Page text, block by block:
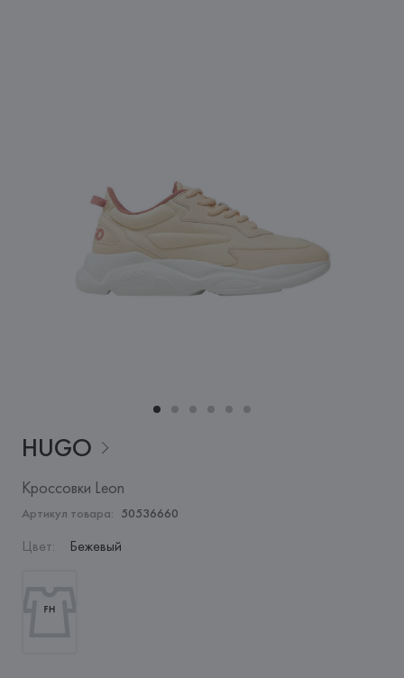
HUGO
Кроссовки Leon
Артикул товара: 50536660
Цвет: Бежевый